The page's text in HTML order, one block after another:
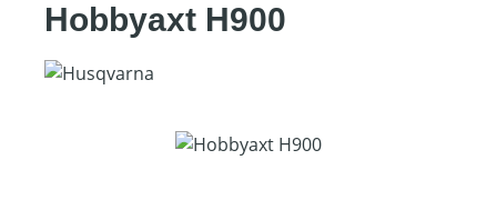
Hobbyaxt H900
Bildergalerie überspringen